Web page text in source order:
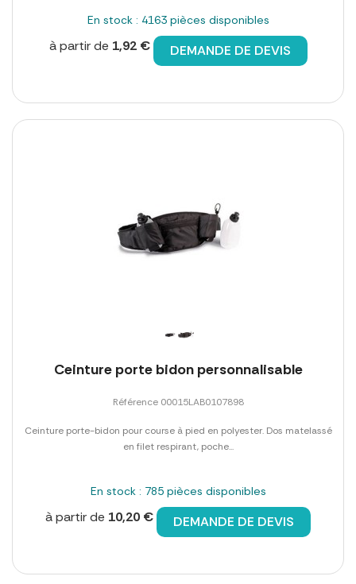
En stock : 4163 pièces disponibles
à partir de 1,92 € DEMANDE DE DEVIS
Ceinture porte bidon personnalisable
Référence 00015LAB0107898
Ceinture porte-bidon pour course à pied en polyester. Dos matelassé
en filet respirant, poche...
En stock : 785 pièces disponibles
à partir de 10,20 € DEMANDE DE DEVIS